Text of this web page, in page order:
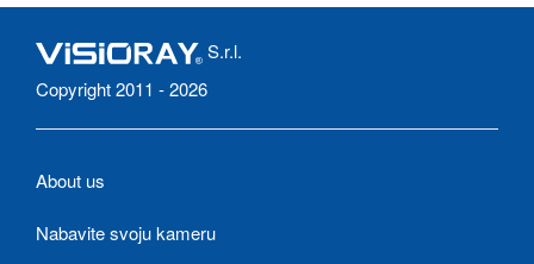
S.r.l.
Copyright 2011 - 2026
About us
Nabavite svoju kameru